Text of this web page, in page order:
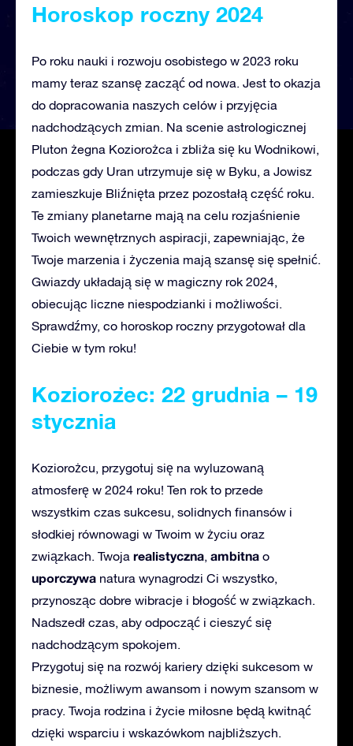
Horoskop roczny 2024
Po roku nauki i rozwoju osobistego w 2023 roku
mamy teraz szansę zacząć od nowa. Jest to okazja
do dopracowania naszych celów i przyjęcia
nadchodzących zmian. Na scenie astrologicznej
Pluton żegna Koziorożca i zbliża się ku Wodnikowi,
podczas gdy Uran utrzymuje się w Byku, a Jowisz
zamieszkuje Bliźnięta przez pozostałą część roku.
Te zmiany planetarne mają na celu rozjaśnienie
Twoich wewnętrznych aspiracji, zapewniając, że
Twoje marzenia i życzenia mają szansę się spełnić.
Gwiazdy układają się w magiczny rok 2024,
obiecując liczne niespodzianki i możliwości.
Sprawdźmy, co horoskop roczny przygotował dla
Ciebie w tym roku!
Koziorożec: 22 grudnia – 19
stycznia
Koziorożcu, przygotuj się na wyluzowaną
atmosferę w 2024 roku! Ten rok to przede
wszystkim czas sukcesu, solidnych finansów i
słodkiej równowagi w Twoim w życiu oraz
związkach. Twoja realistyczna, ambitna o
uporczywa natura wynagrodzi Ci wszystko,
przynosząc dobre wibracje i błogość w związkach.
Nadszedł czas, aby odpocząć i cieszyć się
nadchodzącym spokojem.
Przygotuj się na rozwój kariery dzięki sukcesom w
biznesie, możliwym awansom i nowym szansom w
pracy. Twoja rodzina i życie miłosne będą kwitnąć
dzięki wsparciu i wskazówkom najbliższych.